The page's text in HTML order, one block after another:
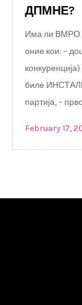
ДПМНЕ?
Има ли ВМРО
оние кои: –
биле
партија, –
February 17,